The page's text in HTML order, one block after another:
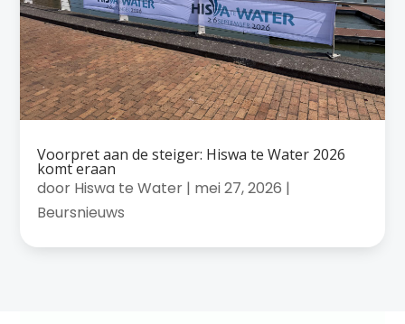
Voorpret aan de steiger: Hiswa te Water 2026
komt eraan
door Hiswa te Water | mei 27, 2026 |
Beursnieuws